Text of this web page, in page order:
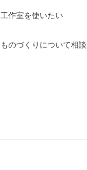
工作室を使いたい
ものづくりについて相